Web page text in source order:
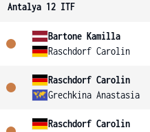
Antalya 12 ITF
Bartone Kamilla
Raschdorf Carolin
Raschdorf Carolin
Grechkina Anastasia
Raschdorf Carolin